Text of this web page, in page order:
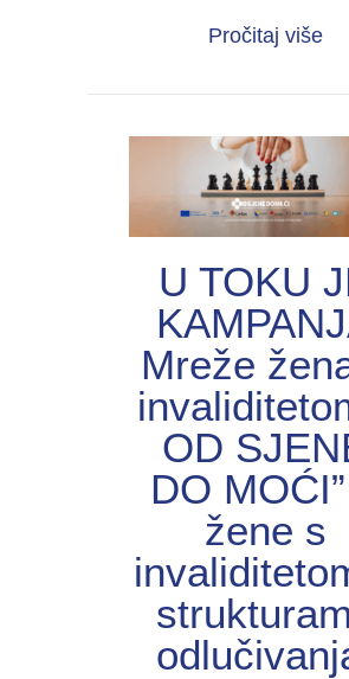
Pročitaj više
U TOKU
Mreže
OD
DO
žene s